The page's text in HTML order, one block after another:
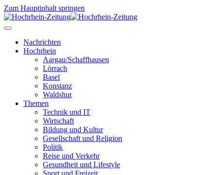
Zum Hauptinhalt springen
Nachrichten
Hochrhein
Aargau/Schaffhausen
Lörrach
Basel
Konstanz
Waldshut
Themen
Technik und IT
Wirtschaft
Bildung und Kultur
Gesellschaft und Religion
Politik
Reise und Verkehr
Gesundheit und Lifestyle
Sport und Freizeit